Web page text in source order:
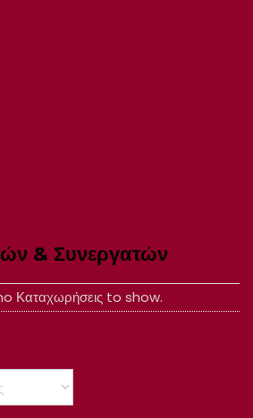
& Συνεργατών
Καταχωρήσεις to show.